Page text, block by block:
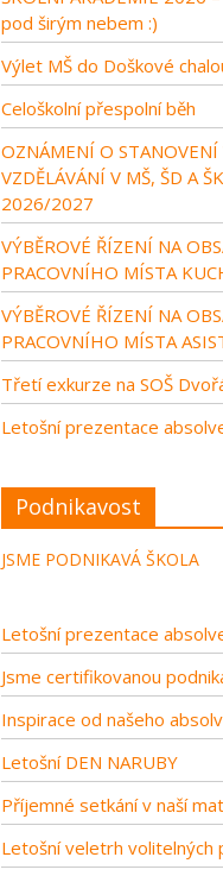
pod širým nebem :)
Výlet MŠ do Doškové
Celoškolní přespolní běh
OZNÁMENÍ O STANOVENÍ
VZDĚLÁVÁNÍ V MŠ, ŠD A
2026/2027
VÝBĚROVÉ ŘÍZENÍ NA
PRACOVNÍHO MÍSTA
VÝBĚROVÉ ŘÍZENÍ NA
PRACOVNÍHO MÍSTA
Třetí exkurze na SOŠ
Letošní prezentace
Podnikavost
JSME PODNIKAVÁ ŠKOLA
Letošní prezentace
Jsme certifikovanou
Inspirace od našeho
Letošní DEN NARUBY
Příjemné setkání v naší
Letošní veletrh volitelných